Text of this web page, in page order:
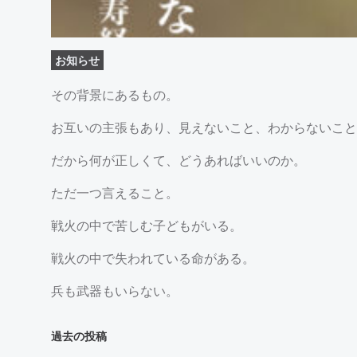
お知らせ
その背景にあるもの。
お互いの主張もあり、見えないこと、わからないこ
だから何が正しくて、どうあればいいのか。
ただ一つ言えること。
戦火の中で苦しむ子どもがいる。
戦火の中で失われている命がある。
兵も武器もいらない。
投
過去の投稿